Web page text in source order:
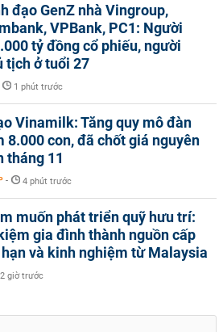
đạo GenZ nhà Vingroup,
VPBank, PC1: Người
tỷ đồng cổ phiếu, người
tịch ở tuổi 27
1 phút trước
Vinamilk: Tăng quy mô đàn
8.000 con, đã chốt giá nguyên
tháng 11
- 4 phút trước
muốn phát triển quỹ hưu trí:
gia đình thành nguồn cấp
và kinh nghiệm từ Malaysia
2 giờ trước